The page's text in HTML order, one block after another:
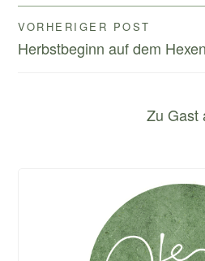
Beitragsnavigation
VORHERIGER POST
Herbstbeginn auf dem
Zu Gast